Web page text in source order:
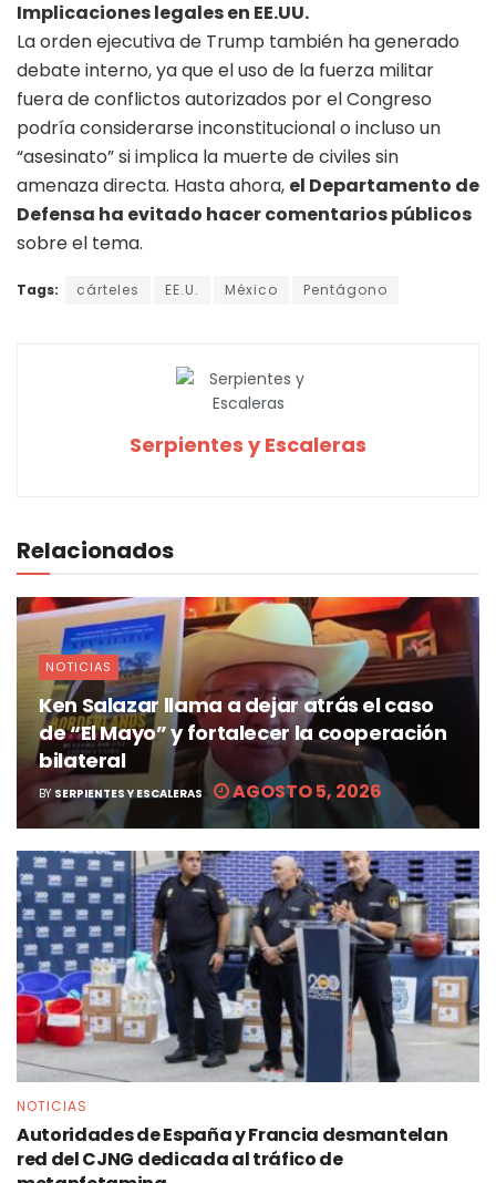
Implicaciones legales en EE.UU.
La orden ejecutiva de Trump también ha generado
debate interno, ya que el uso de la fuerza militar
fuera de conflictos autorizados por el Congreso
podría considerarse inconstitucional o incluso un
“asesinato” si implica la muerte de civiles sin
amenaza directa. Hasta ahora, el Departamento de
Defensa ha evitado hacer comentarios públicos
sobre el tema.
Tags: cárteles EE.U. México Pentágono
Serpientes y Escaleras
Relacionados
NOTICIAS
Ken Salazar llama a dejar atrás el caso
de “El Mayo” y fortalecer la cooperación
bilateral
BY SERPIENTES Y ESCALERAS AGOSTO 5, 2026
NOTICIAS
Autoridades de España y Francia desmantelan
red del CJNG dedicada al tráfico de